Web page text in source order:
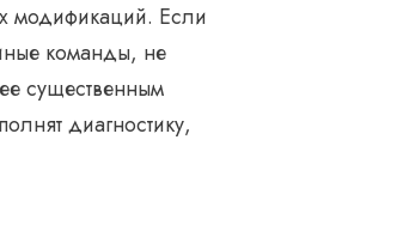
модификаций. Если
команды, не
существенным
диагностику,